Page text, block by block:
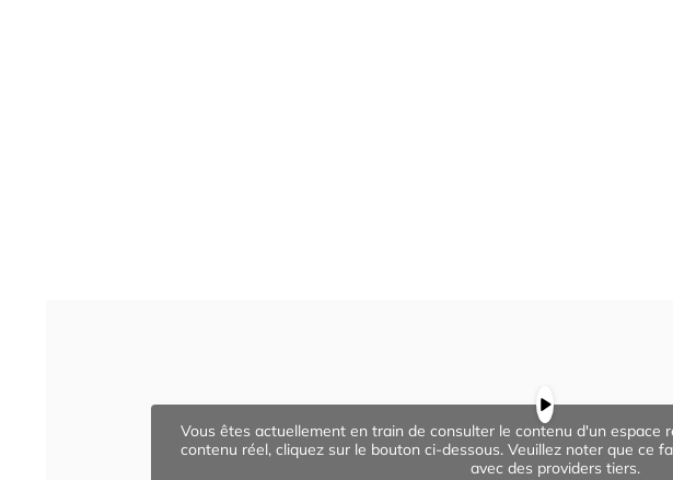
Vous êtes actuellement en train de consulter le contenu d'un espace
contenu réel, cliquez sur le bouton ci-dessous. Veuillez noter que ce
avec des providers tiers.